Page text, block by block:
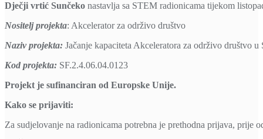
Dječji vrtić Sunčeko nastavlja sa STEM radionicama tijekom
Nositelj projekta: Akcelerator za održivo društvo
Naziv projekta: Jačanje kapaciteta Akceleratora za održivo društvo
Kod projekta: SF.2.4.06.04.0123
Projekt je sufinanciran od Europske Unije.
Kako se prijaviti:
Za sudjelovanje na radionicama potrebna je prethodna prijava, prije